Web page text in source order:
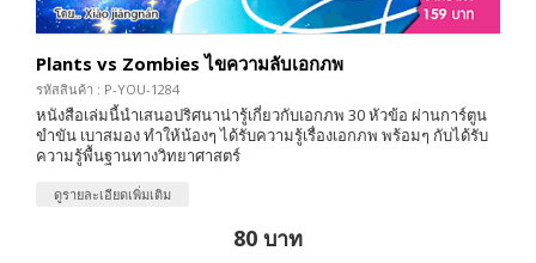
Plants vs Zombies ไขความลับเอกภพ
รหัสสินค้า : P-YOU-1284
หนังสือเล่มนี้นำเสนอปริศนาน่ารู้เกี่ยวกับเอกภพ 30 หัวข้อ ผ่านการ์ตูน
ขำขัน เบาสมอง ทำให้น้องๆ ได้รับความรู้เรื่องเอกภพ พร้อมๆ กับได้รับ
ความรู้พื้นฐานทางวิทยาศาสตร์
ดูรายละเอียดเพิ่มเติม
80 บาท